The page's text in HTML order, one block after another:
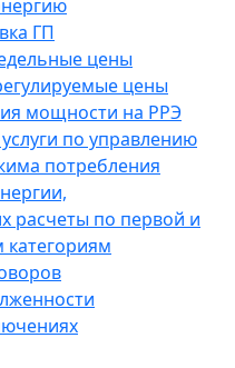
ГП
цены
цены
мощности на РРЭ
по управлению
потребления
расчеты по первой и